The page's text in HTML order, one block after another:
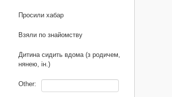
Просили хабар
Взяли по знайомству
Дитина сидить вдома (з родичем,
нянею, ін.)
Other: